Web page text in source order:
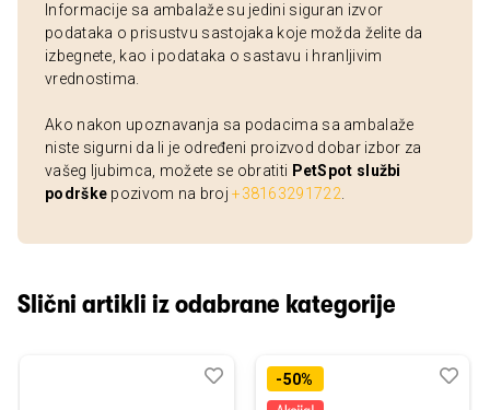
Informacije sa ambalaže su jedini siguran izvor
podataka o prisustvu sastojaka koje možda želite da
izbegnete, kao i podataka o sastavu i hranljivim
vrednostima.
Ako nakon upoznavanja sa podacima sa ambalaže
niste sigurni da li je određeni proizvod dobar izbor za
vašeg ljubimca, možete se obratiti PetSpot službi
podrške pozivom na broj+38163291722
Slični artikli iz odabrane kategorije
Dodaj
Uporedi-50%